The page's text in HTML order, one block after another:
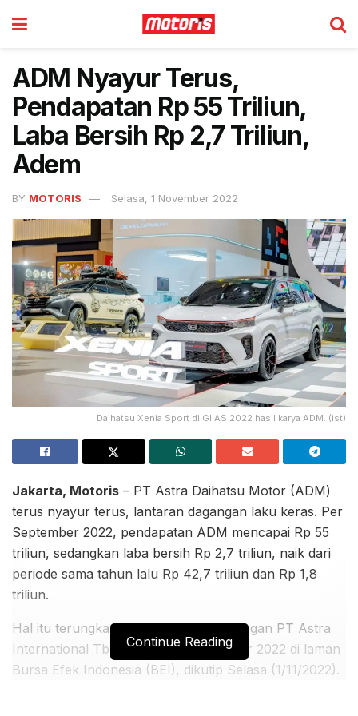
ADM Nyayur Terus,
Pendapatan Rp 55 Triliun,
Laba Bersih Rp 2,7 Triliun,
Adem
BY MOTORIS Selasa, 1 November 2022
Daihatsu Xenia Sport di GIIAS 2022 hasil karya ADM. (ist)
Jakarta, Motoris – PT Astra Daihatsu Motor (ADM)
terus nyayur terus, lantaran dagangan laku keras. Per
September 2022, pendapatan ADM mencapai Rp 55
triliun, sedangkan laba bersih Rp 2,7 triliun, naik dari
periode sama tahun lalu Rp 42,7 triliun dan Rp 1,8
triliun.
Hal itu terungkap dalam laporan keuangan PT Astra
International Tbk (ASII) per September 2022 di laman
Bursa Efek Indonesia (BEI), dikutip Selasa (1/11/2022).
Continue Reading